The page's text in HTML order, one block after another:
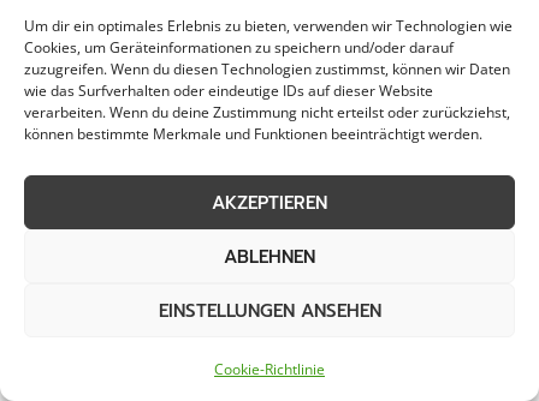
Um dir ein optimales Erlebnis zu bieten, verwenden wir Technologien wie
Cookies, um Geräteinformationen zu speichern und/oder darauf
zuzugreifen. Wenn du diesen Technologien zustimmst, können wir Daten
wie das Surfverhalten oder eindeutige IDs auf dieser Website
verarbeiten. Wenn du deine Zustimmung nicht erteilst oder zurückziehst,
können bestimmte Merkmale und Funktionen beeinträchtigt werden.
AKZEPTIEREN
ABLEHNEN
EINSTELLUNGEN ANSEHEN
Cookie-Richtlinie
Weitere Themen in Schermbeck
Schneeräumung Streudienst
Eisglättebekämpfung Bereitschaftsdienst